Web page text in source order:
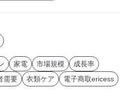
家電 市場規模
成長率
需要 衣類ケア
電子商取ericess